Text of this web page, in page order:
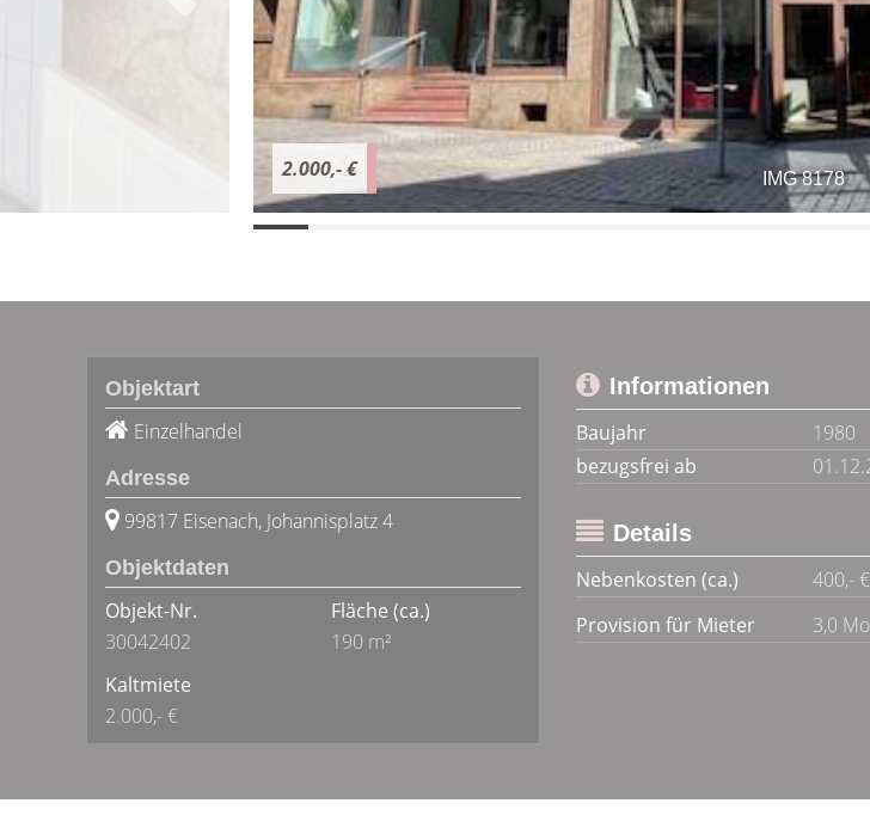
IMG 8178
2.000,- €
Objektart
Einzelhandel
Adresse
99817 Eisenach, Johannisplatz 4
Objektdaten
Objekt-Nr.
30042402
Fläche (ca.)
190 m²
Kaltmiete
2.000,- €
Informationen
Baujahr
1980
bezugsfrei ab
Details
Nebenkosten (ca.)
400,- €
Provision für Mieter
3,0